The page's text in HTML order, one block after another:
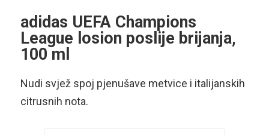
adidas UEFA Champions
League losion poslije brijanja,
100 ml
Nudi svjež spoj pjenušave metvice i italijanskih
citrusnih nota.